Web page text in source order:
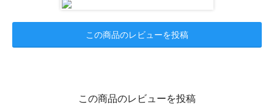
この商品のレビューを投稿
この商品のレビューを投稿